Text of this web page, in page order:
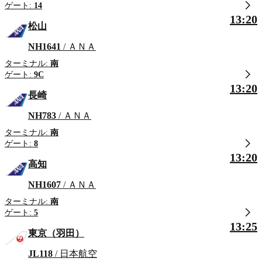
ゲート: 14
松山
NH1641 / ＡＮＡ
ターミナル: 南
ゲート: 9C
13:20
長崎
NH783 / ＡＮＡ
ターミナル: 南
ゲート: 8
13:20
高知
NH1607 / ＡＮＡ
ターミナル: 南
ゲート: 5
13:20
東京（羽田）
JL118 / 日本航空
13:25